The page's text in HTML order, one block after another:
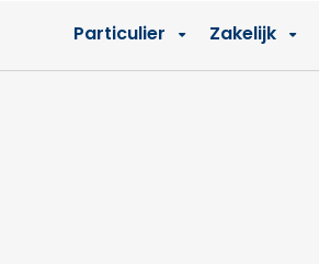
Particulier Zakelijk